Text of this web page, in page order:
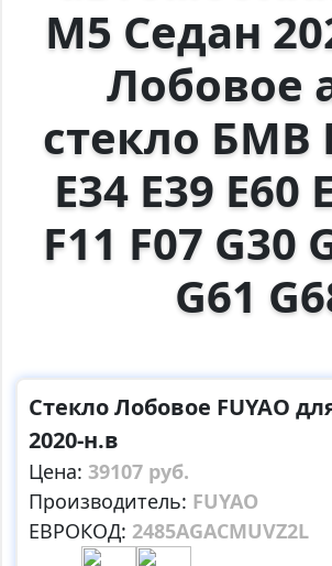
M5 Седан
Лобовое
стекло БМВ
E34 E39 E60
F11 F07 G30
G61
Стекло Лобовое FUYAO
2020-н.в
Цена: 39107 руб.
Производитель: FUYAO
ЕВРОКОД: 2485AGACMUVZ2L